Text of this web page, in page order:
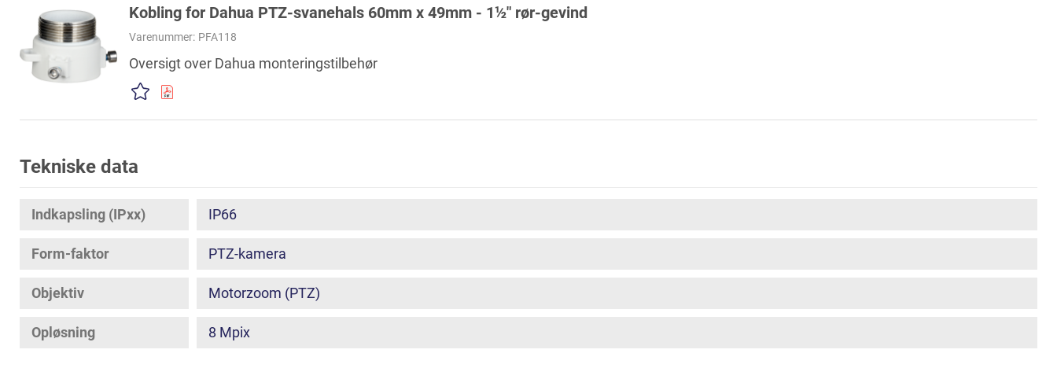
Kobling for Dahua PTZ-svanehals 60mm x 49mm - 1½" rør-gevind
Varenummer: PFA118
Oversigt over Dahua monteringstilbehør
Tekniske data
Indkapsling (IPxx) IP66
Form-faktor PTZ-kamera
Objektiv Motorzoom (PTZ)
Opløsning 8 Mpix